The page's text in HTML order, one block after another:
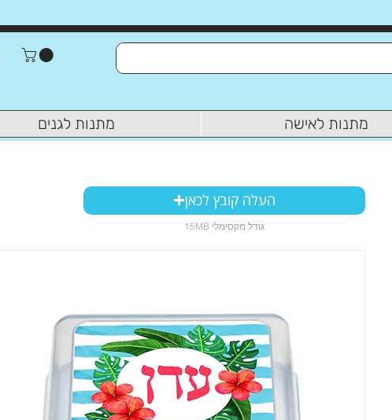
מתנות לאישה מתנות לגנים
העלה קובץ לכאן
15MB גודל מקסימלי